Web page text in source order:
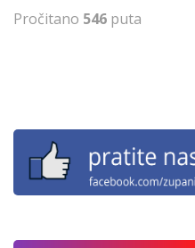
Pročitano 546 puta